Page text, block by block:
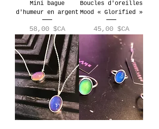
Mini bague
d'humeur en argent
Prix
58,00 $CA
Boucles d'oreilles
Mood « Glorified »
Prix
45,00 $CA